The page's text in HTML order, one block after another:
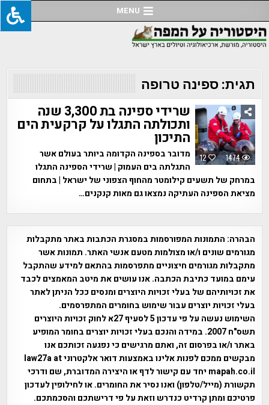
to
content
MENU
תגית:ספינה טרופה
12 1474
שרידי ספינה בת 3,300 שנה
ותכולתה התגלו על קרקעית הים
התיכון
מדובר בספינה הקדומה ביותר בעולם אשר
התגלתה בים העמוק | שרידי הספינה התגלו
במרחק של תשעים קילומטר מהחוף הצפוני של ישראל | בתחום
מציאת הספינה העתיקה נמצאו גם מאות קנקנים…
הבהרה: התמונות המפורסמות במסגרת הכתבות באתר מתקבלות
מגורמים שונים ו/או מצולמות מטעם אנשי האתר. תמונות אשר
מתקבלות מגורמים חיצוניים מתפרסמות בהתאם למידע שהתקבל
עימם במועד כתיבת הכתבה. אנו עושים את מיטב המאמצים לכבד
את זכויותיהם של בעלי זכויות היוצרים ומנסים ככל הניתן לאתר
בעלי זכויות יוצרים עבור שימוש בחומרים המתפרסמים.
השימוש נעשה על פי עדכון 5 לסעיף 27א לחוק זכויות היוצרים
תשס"ח 2007. במידה והנכם בעלי זכויות יוצרים בחומר המופיע
באתר ו/או בפרסום זה, ואתם מרגישים כי נפגעה זכותכם אנו
מבקשים ממכם לפנות אלינו באמצעות דואר אלקטרוני law27a at
mapah.co.il יחד עם קישור לדף או היצירה המדוברת, שם ודרכי
תקשורת (מייל/טלפון) ואנו נסיר את החומרים. או לחילופין לעדכון
פרטיכם ומתן קרדיט כנדרש וזאת על פי דרישתכם והסכמתכם.